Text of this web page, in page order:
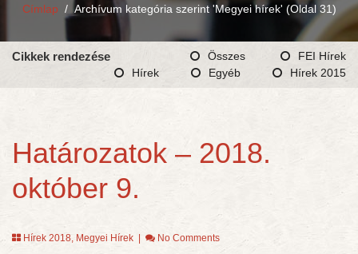
Címlap / Archívum kategória szerint 'Megyei hírek' (Oldal 31)
Cikkek rendezése Összes
FEI Hírek
Hírek
Egyéb Hírek 2015
Határozatok – 2018.
október 9.
Hírek 2018, Megyei Hírek No Comments